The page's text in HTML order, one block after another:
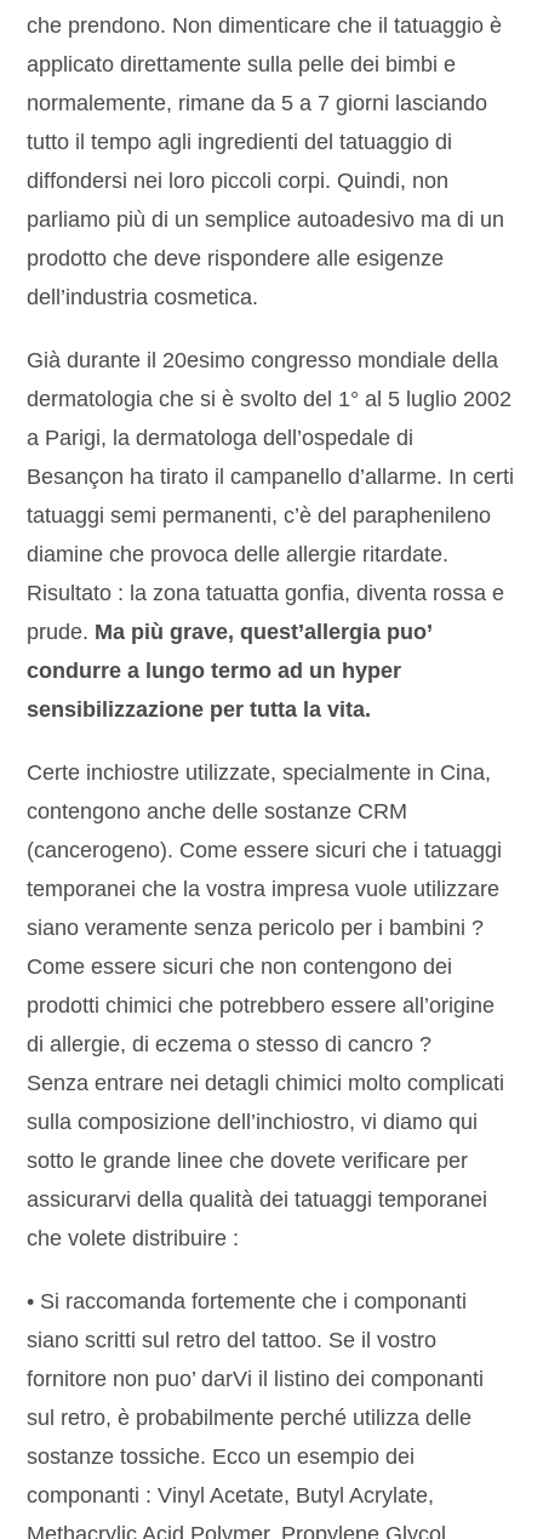
che prendono. Non dimenticare che il tatuaggio è
applicato direttamente sulla pelle dei bimbi e
normalemente, rimane da 5 a 7 giorni lasciando
tutto il tempo agli ingredienti del tatuaggio di
diffondersi nei loro piccoli corpi. Quindi, non
parliamo più di un semplice autoadesivo ma di un
prodotto che deve rispondere alle esigenze
dell’industria cosmetica.
Già durante il 20esimo congresso mondiale della
dermatologia che si è svolto del 1° al 5 luglio 2002
a Parigi, la dermatologa dell’ospedale di
Besançon ha tirato il campanello d’allarme. In certi
tatuaggi semi permanenti, c’è del paraphenileno
diamine che provoca delle allergie ritardate.
Risultato : la zona tatuatta gonfia, diventa rossa e
prude. Ma più grave, quest’allergia puo’
condurre a lungo termo ad un hyper
sensibilizzazione per tutta la vita.
Certe inchiostre utilizzate, specialmente in Cina,
contengono anche delle sostanze CRM
(cancerogeno). Come essere sicuri che i tatuaggi
temporanei che la vostra impresa vuole utilizzare
siano veramente senza pericolo per i bambini ?
Come essere sicuri che non contengono dei
prodotti chimici che potrebbero essere all’origine
di allergie, di eczema o stesso di cancro ?
Senza entrare nei detagli chimici molto complicati
sulla composizione dell’inchiostro, vi diamo qui
sotto le grande linee che dovete verificare per
assicurarvi della qualità dei tatuaggi temporanei
che volete distribuire :
• Si raccomanda fortemente che i componanti
siano scritti sul retro del tattoo. Se il vostro
fornitore non puo’ darVi il listino dei componanti
sul retro, è probabilmente perché utilizza delle
sostanze tossiche. Ecco un esempio dei
componanti : Vinyl Acetate, Butyl Acrylate,
Methacrylic Acid Polymer, Propylene Glycol,